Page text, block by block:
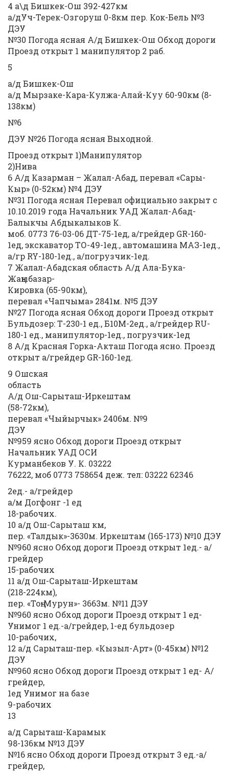
4 а\д Бишкек-Ош 392-427км
а/дУч-Терек-Озгоруш 0-8км пер. Кок-Бель №3
ДЭУ
№30 Погода ясная А/д Бишкек-Ош Обход дороги
Проезд открыт 1 манипулятор 2 раб.
5
а/д Бишкек-Ош
а/д Мырзаке-Кара-Кулжа-Алай-Куу 60-90км (8-
138км)
№6
ДЭУ №26 Погода ясная Выходной.
Проезд открыт 1)Манипулятор
2)Нива
6 А/д Казарман – Жалал-Абад, перевал «Сары-
Кыр» (0-52км) №4 ДЭУ
№31 Погода ясная Перевал официально закрыт с
10.10.2019 года Начальник УАД Жалал-Абад-
Балыкчы Абдыкалыков К.
моб. 0773 76-03-06 ДТ-75-1ед, а/грейдер GR-160-
1ед, экскаватор ТО-49-1ед., автомашина МАЗ-1ед.,
а/гр RY-180-1ед., а/погрузчик-1ед.
7 Жалал-Абадская область А/д Ала-Бука-
Жаңыбазар-
Кировка (65-90км),
перевал «Чапчыма» 2841м. №5 ДЭУ
№27 Погода ясная Обход дороги Проезд открыт
Бульдозер: Т-230-1 ед., Б10М-2ед., а/грейдер RU-
180-1 ед., манипулятор-1ед., погрузчик-1ед
8 А/д Красная Горка-Акташ Погода ясно. Проезд
открыт а/грейдер GR-160-1ед.
9 Ошская
область
А/д Ош-Сарыташ-Иркештам
(58-72км),
перевал «Чыйырчык» 2406м. №9
ДЭУ
№959 ясно Обход дороги Проезд открыт
Начальник УАД ОСИ
Курманбеков У. К. 03222
76222, моб 0773 758654 деж. тел: 03222 62346
2ед.- а/грейдер
а/м Догфонг -1 ед
18-рабочих.
10 а/д Ош-Сарыташ км,
пер. «Талдык»-3630м. Иркештам (165-173) №10 ДЭУ
№960 ясно Обход дороги Проезд открыт 1ед.- а/
грейдер
15-рабочих
11 а/д Ош-Сарыташ-Иркештам
(218-224км),
пер. «Тоң-Мурун»- 3663м. №11 ДЭУ
№960 ясно Обход дороги Проезд открыт 1 ед-
Унимог 1 ед.-а/грейдер, 1-ед бульдозер
10-рабочих,
12 а/д Сарыташ-пер. «Кызыл-Арт» (0-45км) №12
ДЭУ
№960 ясно Обход дороги Проезд открыт 1 ед- А/
грейдер,
1ед Унимог на базе
9-рабочих
13
а/д Сарыташ-Карамык
98-136км №13 ДЭУ
№16 ясно Обход дороги Проезд открыт 3 ед.-а/
грейдер,